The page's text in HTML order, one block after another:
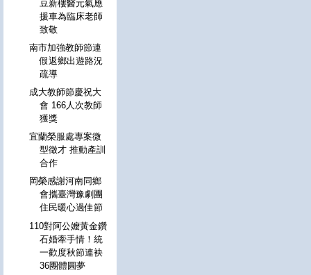
豆新樓醫元氣應
援車為臨床老師
致敬
南市加強教師節連
假返鄉出遊路況
疏導
成大教師節慶祝大
會 166人次教師
獲獎
宜蘭榮服處專案微
型徵才 推動產訓
合作
岡榮感謝河南同鄉
會攜臺灣豫劇團
住民暖心過佳節
110對阿公嬤黃金鑽
石婚牽手情！統
一歡度秋節連袂
36團體圓夢